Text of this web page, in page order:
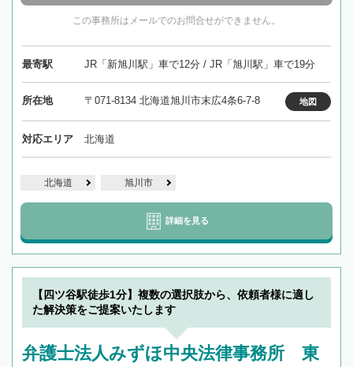
この事務所はメールでのお問合せができません。
最寄駅 JR「新旭川駅」車で12分 / JR「旭川駅」車で19分
所在地 〒071-8134 北海道旭川市末広4条6-7-8 地図
対応エリア 北海道
北海道 旭川市
詳細を見る
【四ツ谷駅徒歩1分】複数の選択肢から、依頼者様に適し
た解決策をご提案いたします
弁護士法人みずほ中央法律事務所 東